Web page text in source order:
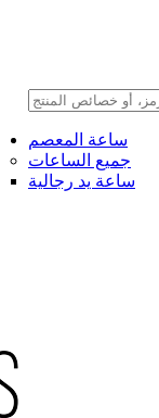
ساعة المعصم
جميع الساعات
ساعة يد رجالية